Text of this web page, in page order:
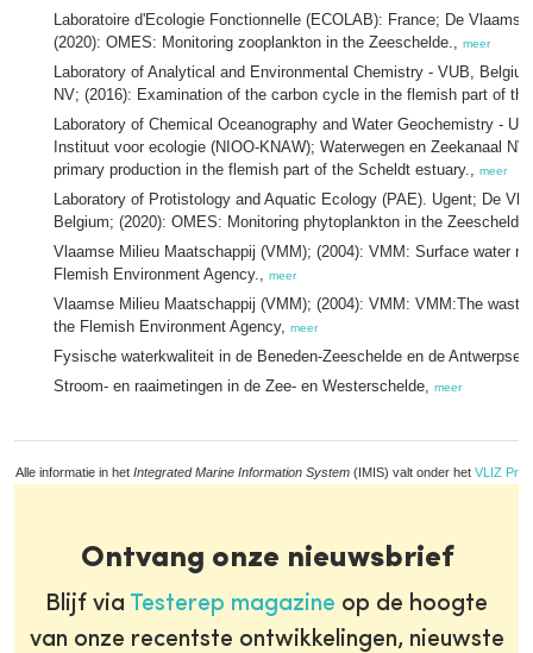
Laboratoire d'Ecologie Fonctionnelle (ECOLAB): France; De
(2020): OMES: Monitoring zooplankton in the Zeeschelde., meer
Laboratory of Analytical and Environmental Chemistry - VUB,
NV; (2016): Examination of the carbon cycle in the flemish part of
Laboratory of Chemical Oceanography and Water Geochemistry -
Instituut voor ecologie (NIOO-KNAW); Waterwegen en Zeekanaal
primary production in the flemish part of the Scheldt estuary., meer
Laboratory of Protistology and Aquatic Ecology (PAE). Ugent; De
Belgium; (2020): OMES: Monitoring phytoplankton in the
Vlaamse Milieu Maatschappij (VMM); (2004): VMM: Surface water
Flemish Environment Agency., meer
Vlaamse Milieu Maatschappij (VMM); (2004): VMM: VMM:The
the Flemish Environment Agency, meer
Fysische waterkwaliteit in de Beneden-Zeeschelde en de Antwerpse
Stroom- en raaimetingen in de Zee- en Westerschelde, meer
Alle informatie in het Integrated Marine Information System (IMIS) valt onder het VLIZ
Ontvang onze nieuwsbrief
Blijf via Testerep magazine op de hoogte
van onze recentste ontwikkelingen, nieuwste